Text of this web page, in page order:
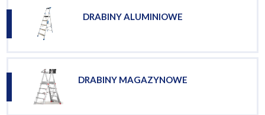
DRABINY ALUMINIOWE
DRABINY MAGAZYNOWE